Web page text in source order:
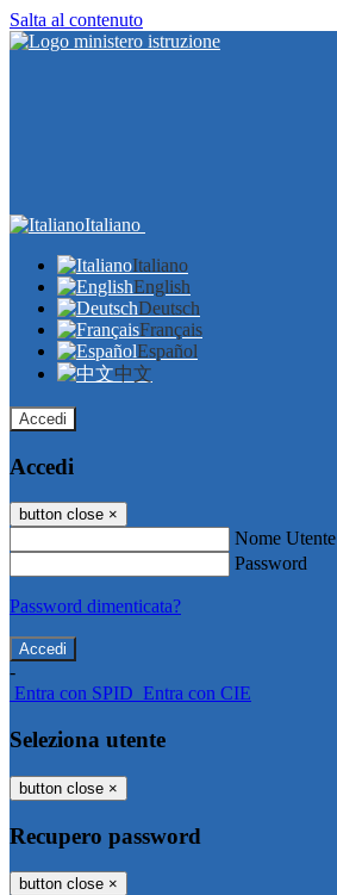
Salta al contenuto
Italiano
Italiano
English
Deutsch
Français
Español
中文
Accedi
Accedi
button close ×
Nome Utente
Password
Password dimenticata?
-
Entra con SPID Entra con CIE
Seleziona utente
button close ×
Recupero password
button close ×